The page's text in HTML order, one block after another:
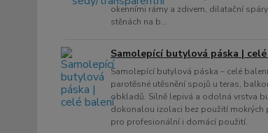
okenními rámy a zdivem, dilatační
stěnách na b...
Samolepící butylová páska |
Samolepící butylová páska – celé
parotěsné utěsnění spojů u teras,
obkladů. Silně lepivá a odolná vrstva
dokonalou izolaci bez použití mokrých
pro profesionální i domácí použití.